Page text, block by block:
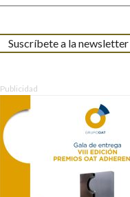
Suscríbete a la
Publicidad